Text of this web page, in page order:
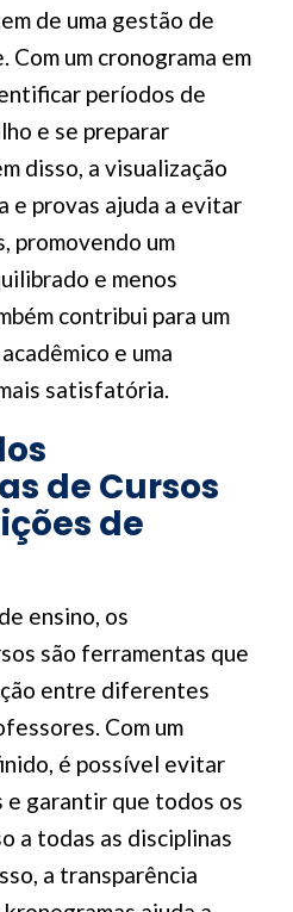
de uma gestão de
um cronograma em
períodos de
e se preparar
disso, a visualização
e provas ajuda a evitar
promovendo um
e menos
contribui para um
e uma
satisfatória.
de Cursos
de
ensino, os
são ferramentas que
entre diferentes
Com um
é possível evitar
garantir que todos os
a todas as disciplinas
a transparência